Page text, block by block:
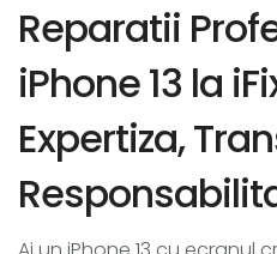
Reparatii
iPhone 13 la
Expertiza,